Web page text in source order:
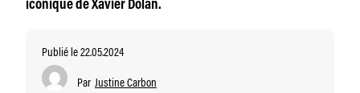
iconique de Xavier Dolan.
Publié le 22.05.2024
Par Justine Carbon